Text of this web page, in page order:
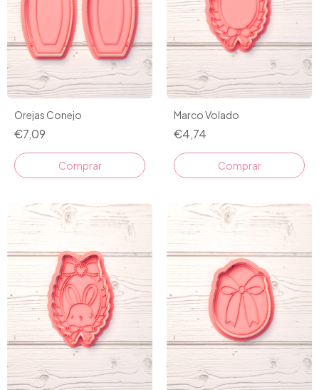
Orejas Conejo
€7,09
Comprar
Marco Volado
€4,74
Comprar